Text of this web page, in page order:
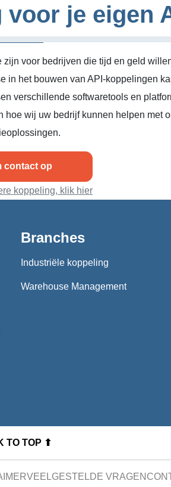
voor je eigen
voor bedrijven die tijd en geld
in het bouwen van API-koppelingen
verschillende softwaretools en
hoe wij uw bedrijf kunnen helpen met
contact op
koppeling, klik hier
Branches
Industriële koppeling
Warehouse Management
TO TOP ⬆
VEELGESTELDE VRAGEN